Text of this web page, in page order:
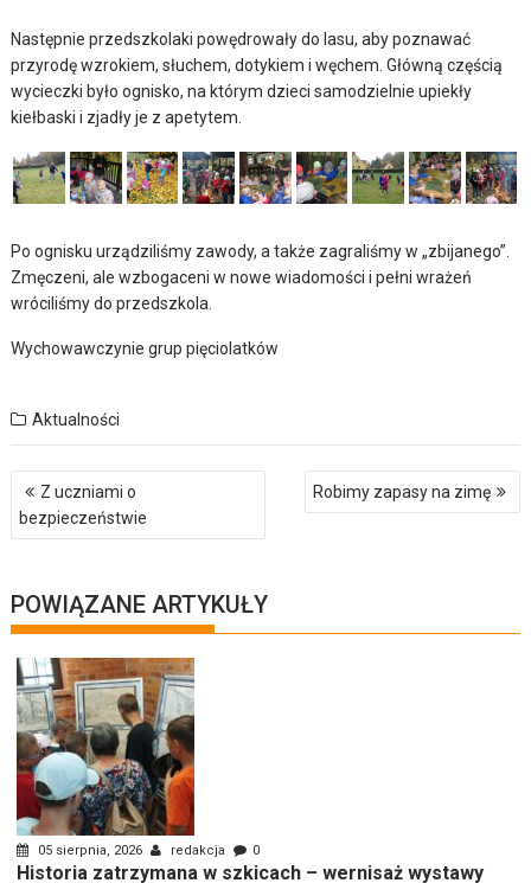
Następnie przedszkolaki powędrowały do lasu, aby poznawać
przyrodę wzrokiem, słuchem, dotykiem i węchem. Główną częścią
wycieczki było ognisko, na którym dzieci samodzielnie upiekły
kiełbaski i zjadły je z apetytem.
Po ognisku urządziliśmy zawody, a także zagraliśmy w „zbijanego”.
Zmęczeni, ale wzbogaceni w nowe wiadomości i pełni wrażeń
wróciliśmy do przedszkola.
Wychowawczynie grup pięciolatków
Aktualności
Nawigacja
wpisu
Z uczniami o
bezpieczeństwie
Robimy zapasy na zimę
POWIĄZANE ARTYKUŁY
05 sierpnia, 2026 redakcja 0
Historia zatrzymana w szkicach – wernisaż wystawy